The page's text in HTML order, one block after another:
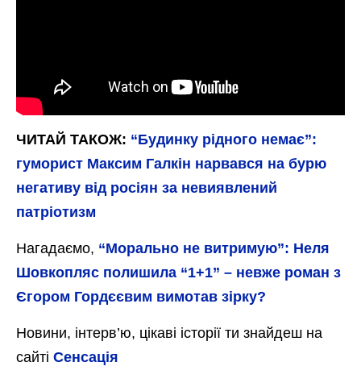
ЧИТАЙ ТАКОЖ: “Будинку рідного немає”:
гуморист Максим Галкін нарвався на бурю
негативу від росіян за невиявлений
патріотизм
Нагадаємо, “Морально не витримую”: Неля
Шовкопляс полишила “1+1” – невже роман з
Єгором Гордєєвим вимотав зірку?
Новини, інтерв’ю, цікаві історії ти знайдеш на
сайті Сенсація